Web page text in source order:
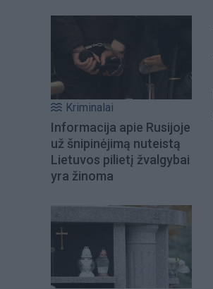
Kriminalai
Informacija apie Rusijoje
už šnipinėjimą nuteistą
Lietuvos pilietį žvalgybai
yra žinoma